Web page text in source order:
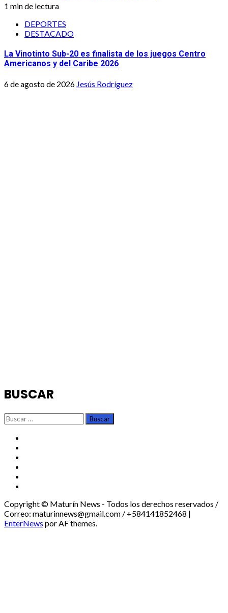
1 min de lectura
DEPORTES
DESTACADO
La Vinotinto Sub-20 es finalista de los juegos Centro
Americanos y del Caribe 2026
6 de agosto de 2026 Jesús Rodríguez
BUSCAR
Buscar:
Copyright © Maturín News - Todos los derechos reservados /
Correo: maturinnews@gmail.com / +584141852468 |
EnterNews por AF themes.